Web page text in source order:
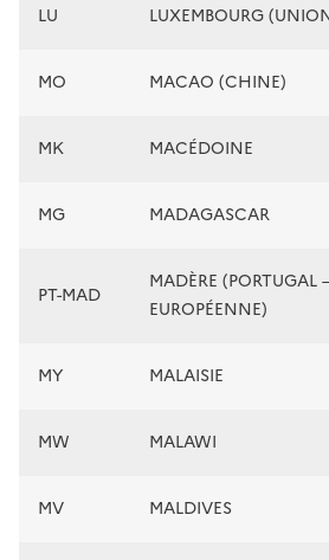
LU LUXEMBOURG
MO MACAO (CHINE)
MK MACÉDOINE
MG MADAGASCAR
PT-MAD
MADÈRE (PORTUGAL
EUROPÉENNE)
MY MALAISIE
MW MALAWI
MV MALDIVES